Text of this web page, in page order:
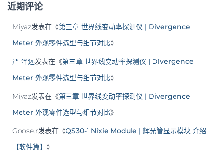
近期评论
Miyaz发表在《第三章 世界线变动率探测仪 | Divergence
Meter 外观零件选型与细节对比》
严 泽远发表在《第三章 世界线变动率探测仪 | Divergence
Meter 外观零件选型与细节对比》
Miyaz发表在《第三章 世界线变动率探测仪 | Divergence
Meter 外观零件选型与细节对比》
Goose.r发表在《QS30-1 Nixie Module | 辉光管显示模块 介绍
【软件篇】 》